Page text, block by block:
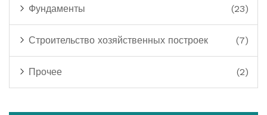
Фундаменты (23)
Строительство хозяйственных построек (7)
Прочее (2)